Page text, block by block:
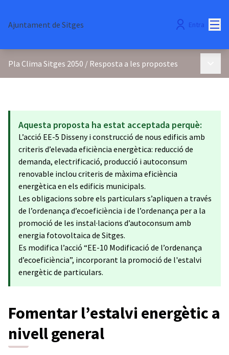
Ajuntament de Sitges Entra
Pla Clima Sitges 2050 / Resposta a les propostes
Aquesta proposta ha estat acceptada perquè:
L’acció EE-5 Disseny i construcció de nous edificis amb
criteris d’elevada eficiència energètica: reducció de
demanda, electrificació, producció i autoconsum
renovable inclou criteris de màxima eficiència
energètica en els edificis municipals.
Les obligacions sobre els particulars s’apliquen a través
de l’ordenança d’ecoeficiència i de l’ordenança per a la
promoció de les instal·lacions d’autoconsum amb
energia fotovoltaica de Sitges.
Es modifica l’acció “EE-10 Modificació de l’ordenança
d’ecoeficiència”, incorporant la promoció de l'estalvi
energètic de particulars.
Fomentar l’estalvi energètic a
nivell general